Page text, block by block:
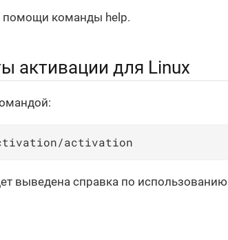
помощи команды help.
активации для Linux
activation
выведена справка по использованию